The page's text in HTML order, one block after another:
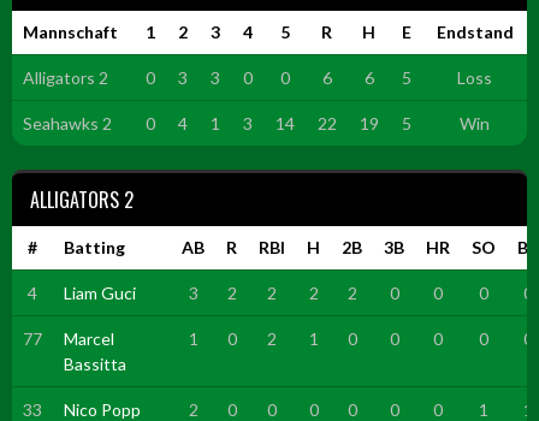
Mannschaft 1 2 3 4 5 R H E Endstand
Alligators 2 0 3 3 0 0 6 6 5 Loss
Seahawks 2 0 4 1 3 14 22 19 5 Win
ALLIGATORS 2
# Batting AB R RBI H 2B 3B HR SO BB
4 Liam Guci 3 2 2 2 2 0 0 0 0
77
Marcel
Bassitta
1 0 2 1 0 0 0 0 0
33 Nico Popp 2 0 0 0 0 0 0 1 1